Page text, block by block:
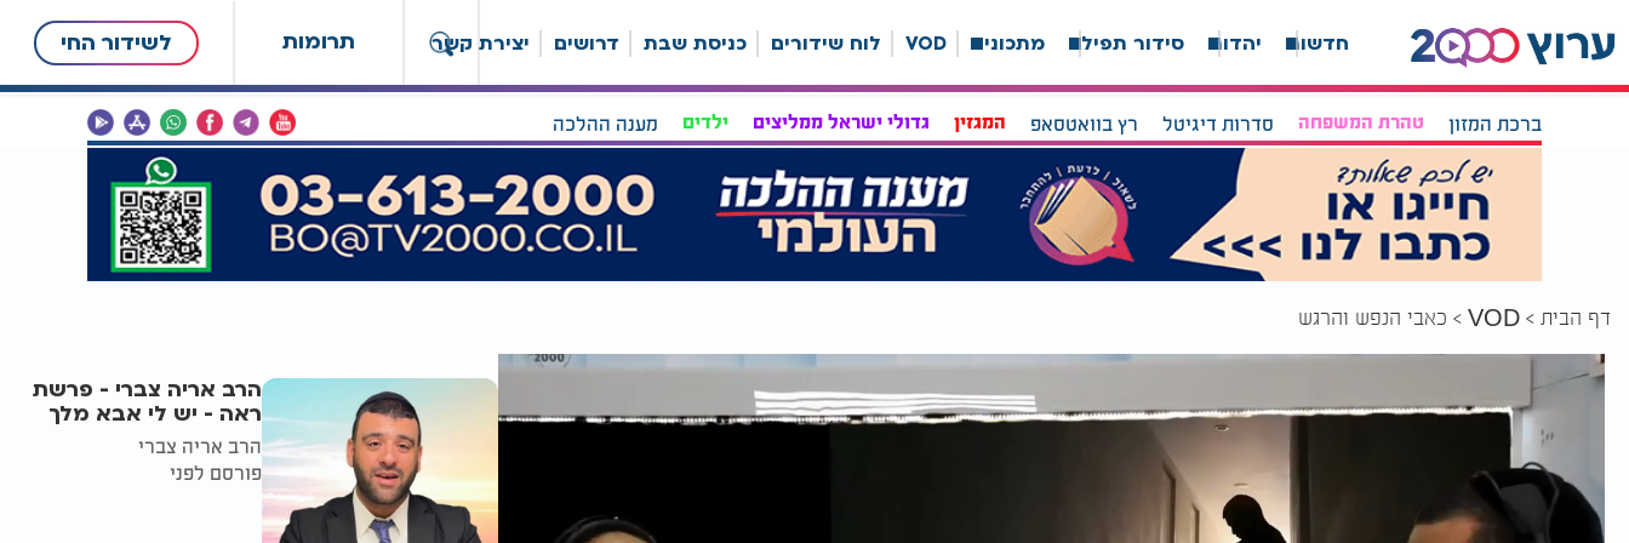
תרומות לשידור החי חדשות יהדות סידור תפילה מתכונים VOD לוח שידורים כניסת שבת דרושים יצירת קשר
ברכת המזון טהרת המשפחה סדרות דיגיטל רץ בוואטסאפ המגזין גדולי ישראל ממליצים ילדים מענה ההלכה
דף הבית VOD כאבי הנפש והרגש
הרב אריה צברי - פרשת
ראה - יש לי אבא מלך
הרב אריה צברי
פורסם לפני